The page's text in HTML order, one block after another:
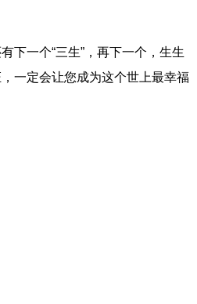
一个“三生”，再下一个，生生
一定会让您成为这个世上最幸福